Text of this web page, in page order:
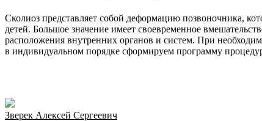
Сколиоз представляет собой деформацию позвоночника,
детей. Большое значение имеет своевременное
расположения внутренних органов и систем. При
в индивидуальном порядке сформируем программу
Зверек Алексей Сергеевич